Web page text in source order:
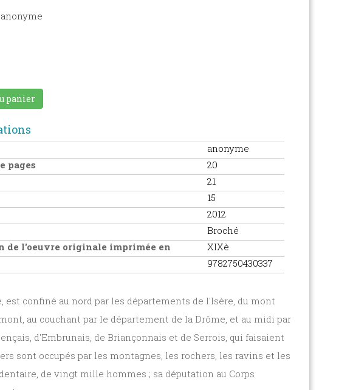
anonyme
panier
anonyme
pages
20
21
15
2012
Broché
de l'oeuvre originale imprimée en
XIXè
9782750430337
est confiné au nord par les départements de l'Isère, du mont
au couchant par le département de la Drôme, et au midi par
d'Embrunais, de Briançonnais et de Serrois, qui faisaient
sont occupés par les montagnes, les rochers, les ravins et les
de vingt mille hommes ; sa députation au Corps